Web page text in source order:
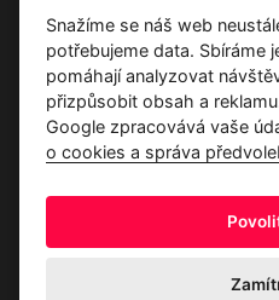
Průvodce tkaninami
Kontakty
Ochrana osobních údajů
Snažíme se náš web
potřebujeme data. Sbíráme
pomáhají analyzovat
přizpůsobit obsah a
Google zpracovává vaše
o cookies a správa